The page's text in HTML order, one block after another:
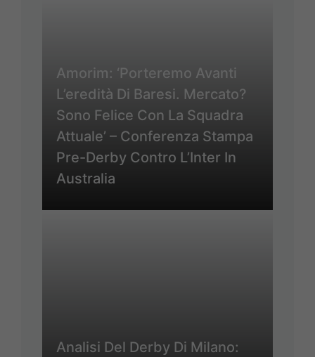
Amorim: ‘Porteremo Avanti
L’eredità Di Baresi. Mercato?
Sono Felice Con La Squadra
Attuale’ – Conferenza Stampa
Pre-Derby Contro L’Inter In
Australia
Analisi Del Derby Di Milano: